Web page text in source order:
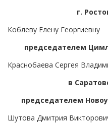
г.
Коблеву Елену Георгиевну
председателем
Краснобаева Сергея
в
председателем
Шутова Дмитрия